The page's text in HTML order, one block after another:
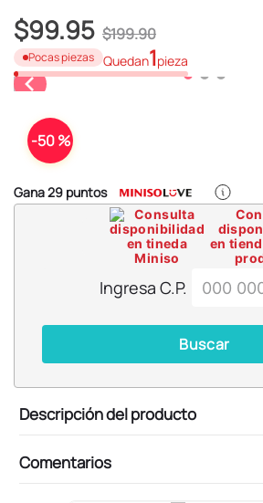
$199.90
$99.95
Pocas piezas Quedan1pieza
-50 %
Gana29 puntos
en
Ingresa C.P.
Buscar
Descripción del producto
Comentarios
4.
osito cariñosito
5.
blind box
7.
llaveros
bts
9.
chiikawas